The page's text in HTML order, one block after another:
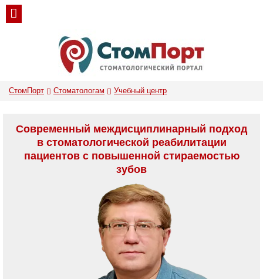
СтомПорт Стоматологам Учебный центр
Современный междисциплинарный подход
в стоматологической реабилитации
пациентов с повышенной стираемостью
зубов